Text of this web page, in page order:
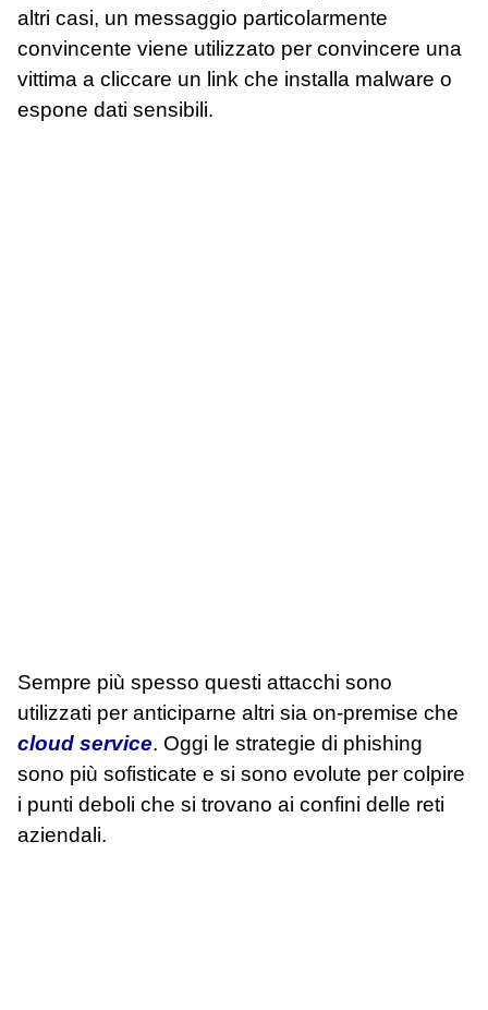
altri casi, un messaggio particolarmente
convincente viene utilizzato per convincere una
vittima a cliccare un link che installa malware o
espone dati sensibili.
Sempre più spesso questi attacchi sono
utilizzati per anticiparne altri sia on-premise che
cloud service. Oggi le strategie di phishing
sono più sofisticate e si sono evolute per colpire
i punti deboli che si trovano ai confini delle reti
aziendali.